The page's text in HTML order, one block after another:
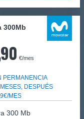
300Mb
€/mes
PERMANENCIA
DESPUÉS
MES
300 Mb